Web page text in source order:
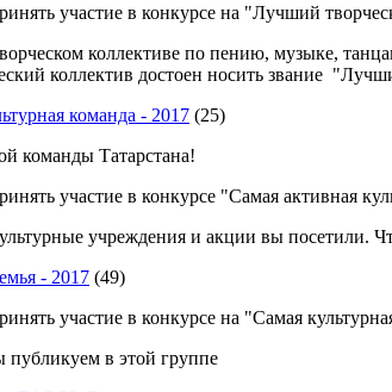
участие в конкурсе на "Лучший
коллективе по пению, музыке,
коллектив достоен носить звание
команда - 2017 (25)
команды Татарстана!
участие в конкурсе "Самая активная
учреждения и акции вы посетили.
- 2017 (49)
участие в конкурсе на "Самая
публикуем в этой группе